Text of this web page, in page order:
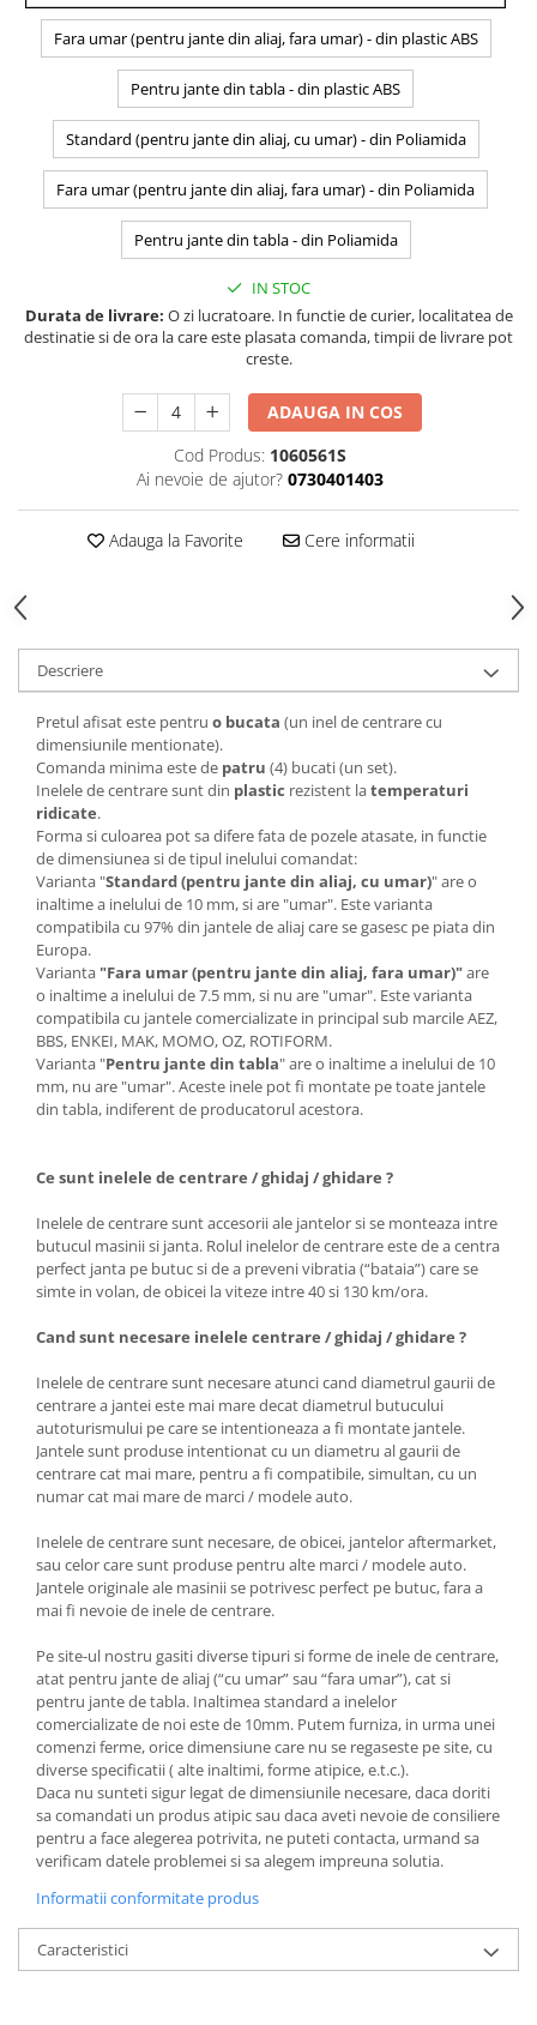
Fara umar (pentru jante din aliaj, fara umar) - din plastic ABS
Pentru jante din tabla - din plastic ABS
Standard (pentru jante din aliaj, cu umar) - din Poliamida
Fara umar (pentru jante din aliaj, fara umar) - din Poliamida
Pentru jante din tabla - din Poliamida
IN STOC
Durata de livrare: O zi lucratoare. In functie de curier, localitatea de
destinatie si de ora la care este plasata comanda, timpii de livrare pot
creste.
ADAUGA IN COS
Cod Produs: 1060561S
Ai nevoie de ajutor? 0730401403
Adauga la Favorite Cere informatii
Descriere
Pretul afisat este pentru o bucata (un inel de centrare cu
dimensiunile mentionate).
Comanda minima este de patru (4) bucati (un set).
Inelele de centrare sunt din plastic rezistent latemperaturi
ridicate.
Forma si culoarea pot sa difere fata de pozele atasate, in functie
de dimensiunea si de tipul inelului comandat:
Varianta "Standard (pentru jante din aliaj, cu umar)" are o
inaltime a inelului de 10 mm, si are "umar". Este varianta
compatibila cu 97% din jantele de aliaj care se gasesc pe piata din
Europa.
Varianta "Fara umar (pentru jante din aliaj, fara umar)"are
o inaltime a inelului de 7.5 mm, si nu are "umar". Este varianta
compatibila cu jantele comercializate in principal sub marcile AEZ,
BBS, ENKEI, MAK, MOMO, OZ, ROTIFORM.
Varianta "Pentru jante din tabla" are o inaltime a inelului de 10
mm, nu are "umar". Aceste inele pot fi montate pe toate jantele
din tabla, indiferent de producatorul acestora.
Ce sunt inelele de centrare / ghidaj / ghidare ?
Inelele de centrare sunt accesorii ale jantelor si se monteaza intre
butucul masinii si janta. Rolul inelelor de centrare este de a centra
perfect janta pe butuc si de a preveni vibratia (“bataia”) care se
simte in volan, de obicei la viteze intre 40 si 130 km/ora.
Cand sunt necesare inelele centrare / ghidaj / ghidare ?
Inelele de centrare sunt necesare atunci cand diametrul gaurii de
centrare a jantei este mai mare decat diametrul butucului
autoturismului pe care se intentioneaza a fi montate jantele.
Jantele sunt produse intentionat cu un diametru al gaurii de
centrare cat mai mare, pentru a fi compatibile, simultan, cu un
numar cat mai mare de marci / modele auto.
Inelele de centrare sunt necesare, de obicei, jantelor aftermarket,
sau celor care sunt produse pentru alte marci / modele auto.
Jantele originale ale masinii se potrivesc perfect pe butuc, fara a
mai fi nevoie de inele de centrare.
Pe site-ul nostru gasiti diverse tipuri si forme de inele de centrare,
atat pentru jante de aliaj (“cu umar” sau “fara umar”), cat si
pentru jante de tabla. Inaltimea standard a inelelor
comercializate de noi este de 10mm. Putem furniza, in urma unei
comenzi ferme, orice dimensiune care nu se regaseste pe site, cu
diverse specificatii ( alte inaltimi, forme atipice, e.t.c.).
Daca nu sunteti sigur legat de dimensiunile necesare, daca doriti
sa comandati un produs atipic sau daca aveti nevoie de consiliere
pentru a face alegerea potrivita, ne puteti contacta, urmand sa
verificam datele problemei si sa alegem impreuna solutia.
Informatii conformitate produs
Caracteristici